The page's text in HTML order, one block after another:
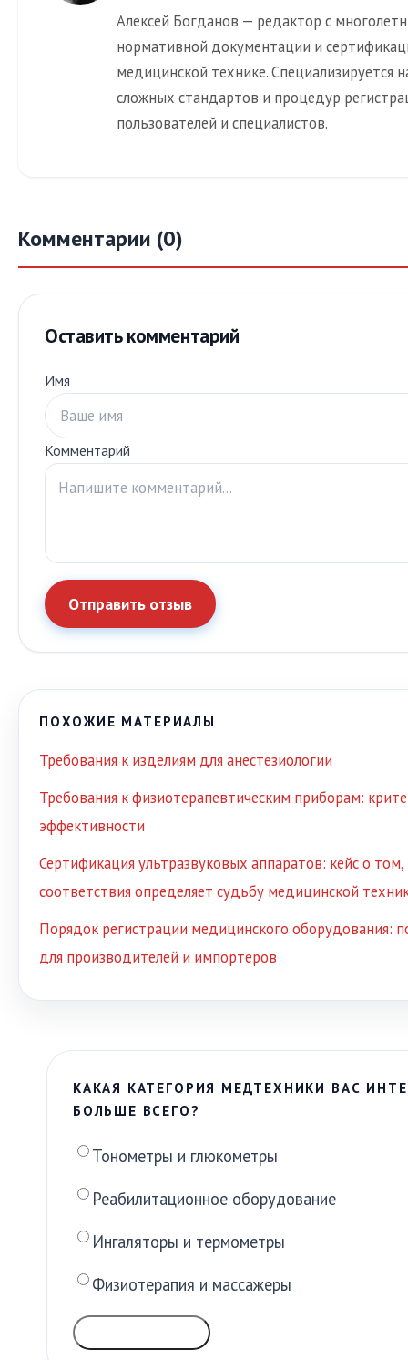
Алексей Богданов — редактор с
нормативной документации и
медицинской технике. Специализируется
сложных стандартов и процедур
пользователей и специалистов.
Комментарии (0)
Оставить комментарий
Имя
Комментарий
Отправить отзыв
ПОХОЖИЕ МАТЕРИАЛЫ
Требования к изделиям для анестезиологии
Требования к физиотерапевтическим приборам:
эффективности
Сертификация ультразвуковых аппаратов: кейс о
соответствия определяет судьбу медицинской
Порядок регистрации медицинского оборудования:
для производителей и импортеров
КАКАЯ КАТЕГОРИЯ МЕДТЕХНИКИ ВАС
БОЛЬШЕ ВСЕГО?
Тонометры и глюкометры
Реабилитационное оборудование
Ингаляторы и термометры
Физиотерапия и массажеры